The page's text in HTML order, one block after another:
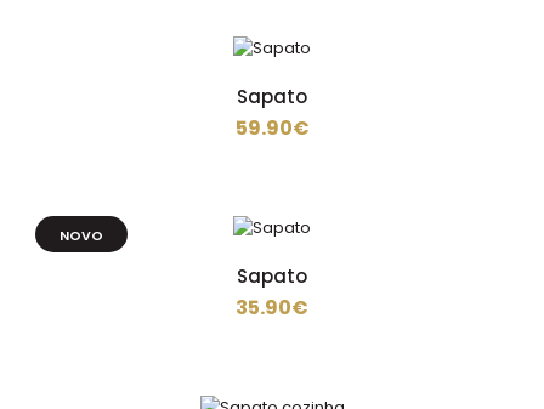
64.90€
e design desportivo. · Biqueira: fibra de vi..
67.90€
Sapato
59.90€
NOVO
Sapato
35.90€